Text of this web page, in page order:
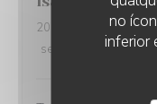
no
inferior
2026-07-05
- 13:00
service